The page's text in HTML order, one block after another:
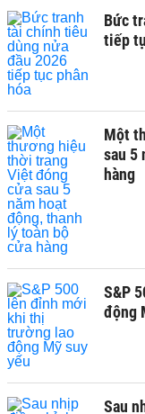
Bức
tiếp
Một
sau 5
hàng
S&P
động
Sau